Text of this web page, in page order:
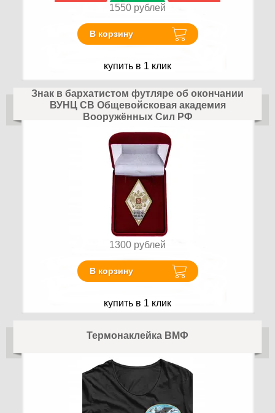
1550 рублей
В корзину
купить в 1 клик
Знак в бархатистом футляре об окончании
ВУНЦ СВ Общевойсковая академия
Вооружённых Сил РФ
1300 рублей
В корзину
купить в 1 клик
Термонаклейка ВМФ